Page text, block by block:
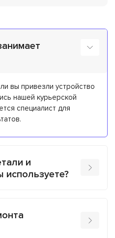
вы привезли устройство
нашей курьерской
специалист для
и